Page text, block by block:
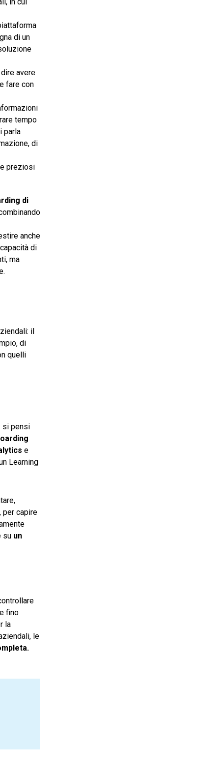
di un
avere
fare con
tempo
parla
di
preziosi
di
anche
di
ma
il
di
quelli
si pensi
e
Learning
, per capire
su un
fino
la
le